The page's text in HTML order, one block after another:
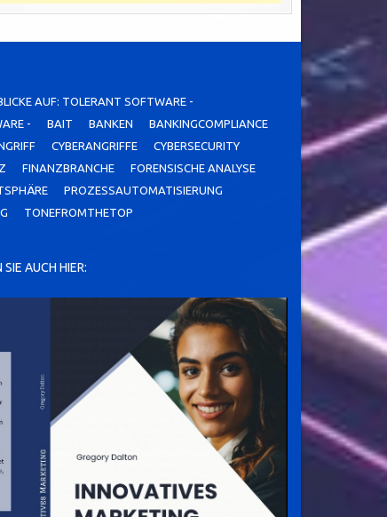
AUF: TOLERANT SOFTWARE -
- BAIT BANKEN
BANKINGCOMPLIANCE
CYBERANGRIFFE
CYBERSECURITY
FINANZBRANCHE
FORENSISCHE ANALYSE
PROZESSAUTOMATISIERUNG
TONEFROMTHETOP
AUCH HIER: